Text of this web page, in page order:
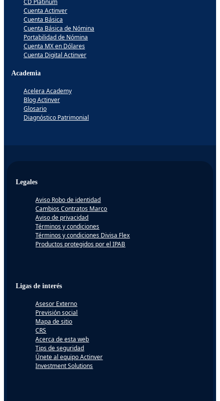
Cuenta Actinver
Cuenta Básica
Cuenta Básica de Nómina
Portabilidad de Nómina
Cuenta MX en Dólares
Cuenta Digital Actinver
Academia
Acelera Academy
Blog Actinver
Glosario
Diagnóstico Patrimonial
Legales
Aviso Robo de identidad
Cambios Contratos Marco
Aviso de privacidad
Términos y condiciones
Términos y condiciones Divisa Flex
Productos protegidos por el IPAB
Ligas de interés
Asesor Externo
Previsión social
Mapa de sitio
CRS
Acerca de esta web
Tips de seguridad
Únete al equipo Actinver
Investment Solutions